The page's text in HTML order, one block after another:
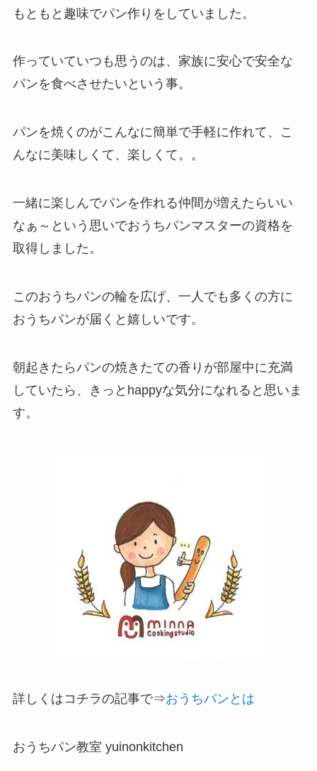
もともと趣味でパン作りをしていました。
作っていていつも思うのは、家族に安心で安全な
パンを食べさせたいという事。
パンを焼くのがこんなに簡単で手軽に作れて、こ
んなに美味しくて、楽しくて。。
一緒に楽しんでパンを作れる仲間が増えたらいい
なぁ～という思いでおうちパンマスターの資格を
取得しました。
このおうちパンの輪を広げ、一人でも多くの方に
おうちパンが届くと嬉しいです。
朝起きたらパンの焼きたての香りが部屋中に充満
していたら、きっとhappyな気分になれると思いま
す。
詳しくはコチラの記事で⇒おうちパンとは
おうちパン教室 yuinonkitchen